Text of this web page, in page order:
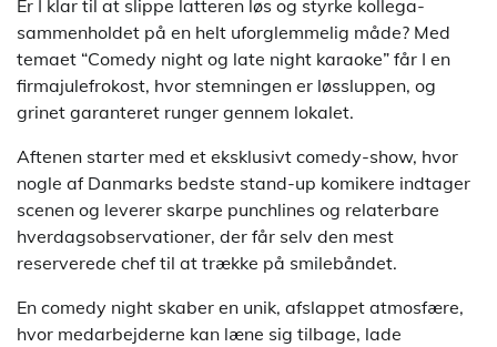
Er I klar til at slippe latteren løs og styrke kollega-
sammenholdet på en helt uforglemmelig måde? Med
temaet “Comedy night og late night karaoke” får I en
firmajulefrokost, hvor stemningen er løssluppen, og
grinet garanteret runger gennem lokalet.
Aftenen starter med et eksklusivt comedy-show, hvor
nogle af Danmarks bedste stand-up komikere indtager
scenen og leverer skarpe punchlines og relaterbare
hverdagsobservationer, der får selv den mest
reserverede chef til at trække på smilebåndet.
En comedy night skaber en unik, afslappet atmosfære,
hvor medarbejderne kan læne sig tilbage, lade